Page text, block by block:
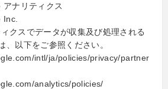
ナリティクス
Inc.
クスでデータが収集及び処理される
、以下をご参照ください。
intl/ja/policies/privacy/partner
analytics/policies/